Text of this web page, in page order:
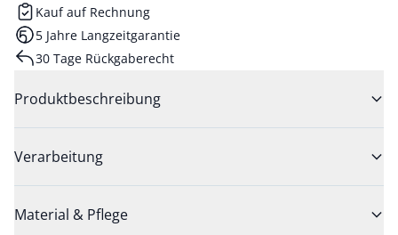
Kauf auf Rechnung
5 Jahre Langzeitgarantie
30 Tage Rückgaberecht
Produktbeschreibung
Verarbeitung
Material & Pflege